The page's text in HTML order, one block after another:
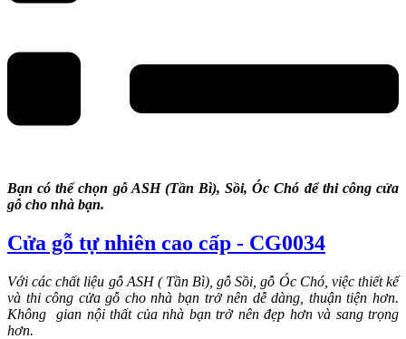
Bạn có thể chọn gỗ ASH (Tần Bì), Sồi, Óc Chó để thi công cửa
gỗ cho nhà bạn.
Cửa gỗ tự nhiên cao cấp - CG0034
Với các chất liệu gỗ ASH ( Tần Bì), gỗ Sồi, gỗ Óc Chó, việc thiết kế
và thi công cửa gỗ cho nhà bạn trở nên dễ dàng, thuận tiện hơn.
Không gian nội thất của nhà bạn trở nên đẹp hơn và sang trọng
hơn.